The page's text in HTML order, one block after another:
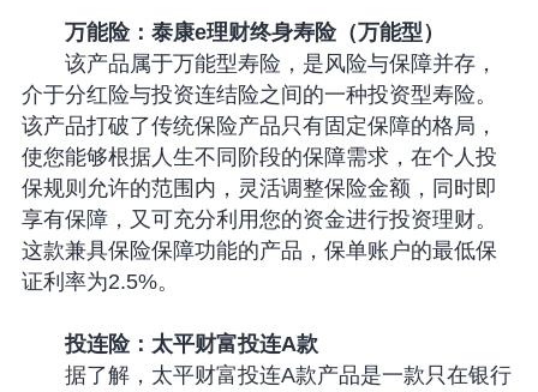
万能险：泰康e理财终身寿险（万能型）
该产品属于万能型寿险，是风险与保障并存，
介于分红险与投资连结险之间的一种投资型寿险。
该产品打破了传统保险产品只有固定保障的格局，
使您能够根据人生不同阶段的保障需求，在个人投
保规则允许的范围内，灵活调整保险金额，同时即
享有保障，又可充分利用您的资金进行投资理财。
这款兼具保险保障功能的产品，保单账户的最低保
证利率为2.5%。
投连险：太平财富投连A款
据了解，太平财富投连A款产品是一款只在银行